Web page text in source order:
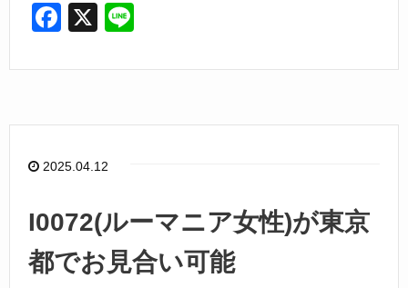
F
c
b
o
k
X
e
2025.04.12
I0072(ルーマニア女性)が東京
都でお見合い可能